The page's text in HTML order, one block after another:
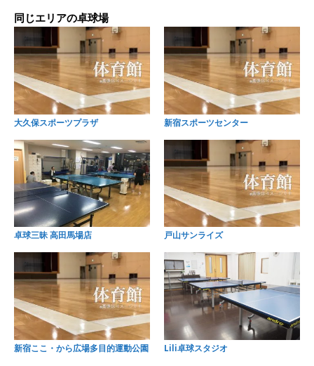
同じエリアの卓球場
大久保スポーツプラザ 新宿スポーツセンター
卓球三昧 高田馬場店 戸山サンライズ
新宿ここ・から広場多目的運動公園 Lili卓球スタジオ